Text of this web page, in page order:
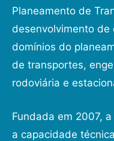
Planeamento de
desenvolvimento de
domínios do
de transportes,
rodoviária e
Fundada em 2007, a
a capacidade